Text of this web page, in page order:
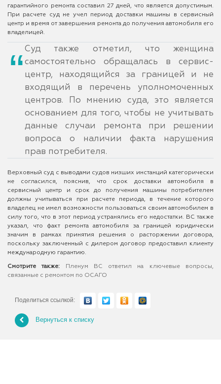
гарантийного ремонта составил 27 дней, что является допустимым.
При расчете суд не учел период доставки машины в сервисный
центр и время от завершения ремонта до получения автомобиля его
владелицей.
Суд также отметил, что женщина
самостоятельно обращалась в сервис-
центр, находящийся за границей и не
входящий в перечень уполномоченных
центров. По мнению суда, это является
основанием для того, чтобы не учитывать
данные случаи ремонта при решении
вопроса о наличии факта нарушения
прав потребителя.
Верховный суд с выводами судов низших инстанций категорически
не согласился, пояснив, что срок доставки автомобиля в
сервисный центр и срок до получения машины потребителем
должны учитываться при расчете периода, в течение которого
владелец не имел возможности пользоваться своим автомобилем в
силу того, что в этот период устранялись его недостатки. ВС также
указал, что факт ремонта автомобиля за границей юридически
значим в рамках принятия решения о расторжении договора,
поскольку заключенный с дилером договор предоставил клиенту
международную гарантию.
Смотрите также:
Пленум ВС ответил на ключевые вопросы,
связанные с ремонтом по ОСАГО
Поделиться ссылкой:
Вернуться к списку